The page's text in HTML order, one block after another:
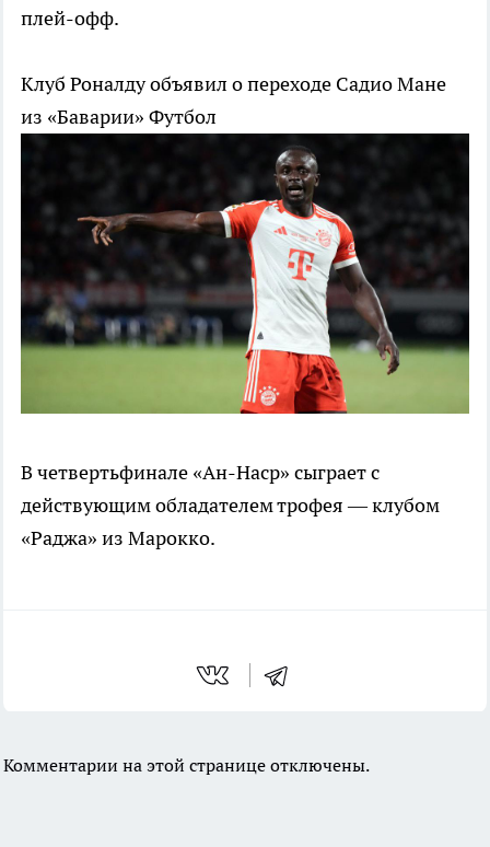
плей-офф.
Клуб Роналду объявил о переходе Садио Мане
из «Баварии» Футбол
В четвертьфинале «Ан-Наср» сыграет с
действующим обладателем трофея — клубом
«Раджа» из Марокко.
Комментарии на этой странице отключены.